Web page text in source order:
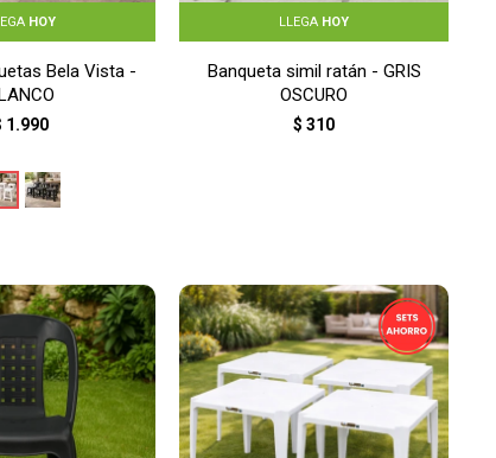
HOY
Bela Vista -
1.990
LLEGA HOY
Banqueta simil ratán - GRIS
OSCURO
$ 310